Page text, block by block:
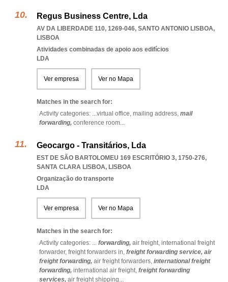
Regus Business Centre, Lda
AV DA LIBERDADE 110, 1269-046, SANTO ANTONIO LISBOA,
LISBOA
Atividades combinadas de apoio aos edifícios
LDA
Ver empresa Ver no Mapa
Matches in the search for:
Activity categories: ...virtual office, mailing address, mail
forwarding, conference room...
Geocargo - Transitários, Lda
EST DE SÃO BARTOLOMEU 169 ESCRITÓRIO 3, 1750-276,
SANTA CLARA LISBOA, LISBOA
Organização do transporte
LDA
Ver empresa Ver no Mapa
Matches in the search for:
Activity categories: ... forwarding, air freight, international freight
forwarder, freight forwarders in, freight forwarding service, air
freight forwarding, air freight forwarders, international freight
forwarding, international air freight, freight forwarding
services, air freight shipping...